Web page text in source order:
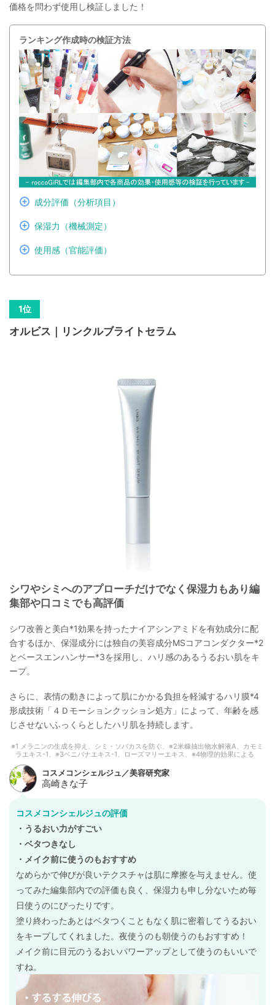
価格を問わず使用し検証しました！
ランキング作成時の検証方法
成分評価（分析項目）
保湿力（機械測定）
使用感（官能評価）
オルビス｜リンクルブライトセラム
シワやシミへのアプローチだけでなく保湿力もあり編
集部や口コミでも高評価
シワ改善と美白*1効果を持ったナイアシンアミドを有効成分に配
合するほか、保湿成分には独自の美容成分MSコアコンダクター*2
とベースエンハンサー*3を採用し、ハリ感のあるうるおい肌をキ
ープ。
さらに、表情の動きによって肌にかかる負担を軽減するハリ膜*4
形成技術「４Ｄモーションクッション処方」によって、年齢を感
じさせないふっくらとしたハリ肌を持続します。
1 メラニンの生成を抑え、シミ・ソバカスを防ぐ、※2米糠抽出物水解液A、カモミ
ラエキス-1、※3ベニバナエキス-1、ローズマリーエキス、※4物理的効果による
コスメコンシェルジュの評価
・うるおい力がすごい
・ベタつきなし
・メイク前に使うのもおすすめ
なめらかで伸びが良いテクスチャは肌に摩擦を与えません。使
ってみた編集部内での評価も良く、保湿力も申し分ないため毎
日使うのにぴったりです。
塗り終わったあとはベタつくこともなく肌に密着してうるおい
をキープしてくれました。夜使うのも朝使うのもおすすめ！
メイク前に目元のうるおいパワーアップとして使うのもいいで
すね。